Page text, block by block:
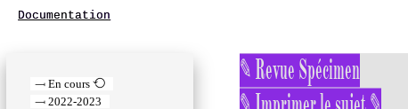
Documentation
En cours ⟲
2022-2023